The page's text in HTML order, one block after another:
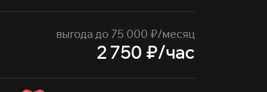
выгода до 75 000 ₽/месяц
2 750 ₽/час